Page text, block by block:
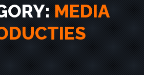
MEDIA